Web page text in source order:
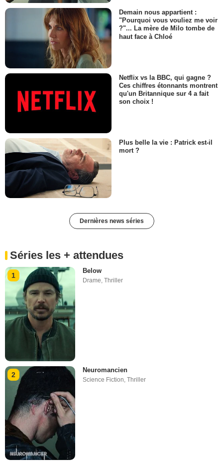
Demain nous appartient :
"Pourquoi vous vouliez me voir
?"... La mère de Milo tombe de
haut face à Chloé
Netflix vs la BBC, qui gagne ?
Ces chiffres étonnants montrent
qu'un Britannique sur 4 a fait
son choix !
Plus belle la vie : Patrick est-il
mort ?
Dernières news séries
Séries les + attendues
1
Below
Drame,Thriller
2
Neuromancien
Science Fiction ,Thriller